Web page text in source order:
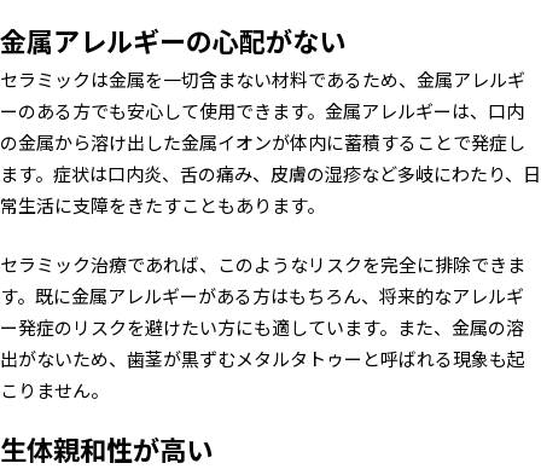
金属アレルギーの心配がない
セラミックは金属を一切含まない材料であるため、金属アレルギ
ーのある方でも安心して使用できます。金属アレルギーは、口内
の金属から溶け出した金属イオンが体内に蓄積することで発症し
ます。症状は口内炎、舌の痛み、皮膚の湿疹など多岐にわたり、日
常生活に支障をきたすこともあります。
セラミック治療であれば、このようなリスクを完全に排除できま
す。既に金属アレルギーがある方はもちろん、将来的なアレルギ
ー発症のリスクを避けたい方にも適しています。また、金属の溶
出がないため、歯茎が黒ずむメタルタトゥーと呼ばれる現象も起
こりません。
生体親和性が高い